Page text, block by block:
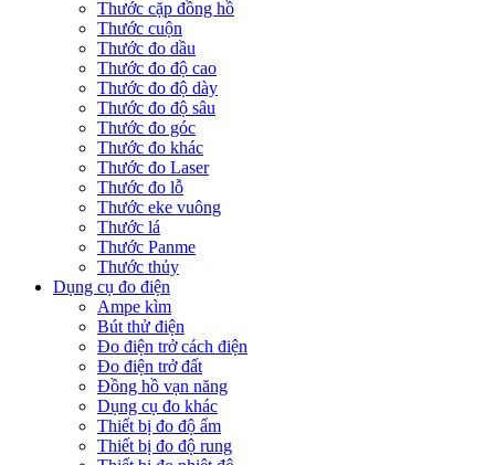
Thước cặp đồng hồ
Thước cuộn
Thước đo dầu
Thước đo độ cao
Thước đo độ dày
Thước đo độ sâu
Thước đo góc
Thước đo khác
Thước đo Laser
Thước đo lỗ
Thước eke vuông
Thước lá
Thước Panme
Thước thủy
Dụng cụ đo điện
Ampe kìm
Bút thử điện
Đo điện trở cách điện
Đo điện trở đất
Đồng hồ vạn năng
Dụng cụ đo khác
Thiết bị đo độ ẩm
Thiết bị đo độ rung